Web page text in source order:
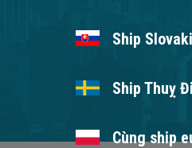
Ship
Ship Thuỵ
Cùng ship